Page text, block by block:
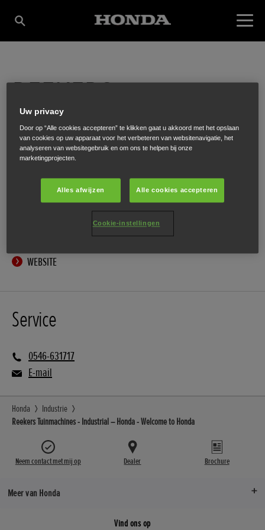
REEKERS
TUINMACHINES
Lutkeberg 33,Geesteren,7678 AJ
WEBSITE
Service
0546-631717
E-mail
Honda
Industrie
Reekers Tuinmachines - Industrial – Honda - Welcome to Honda
Neem contact met mij op Dealer Brochure
Meer van Honda
Vind ons op
Uw privacy
Door op “Alle cookies accepteren” te klikken gaat u akkoord met het opslaan
van cookies op uw apparaat voor het verbeteren van websitenavigatie, het
analyseren van websitegebruik en om ons te helpen bij onze
marketingprojecten.
Alles afwijzen Alle cookies accepteren
Cookie-instellingen